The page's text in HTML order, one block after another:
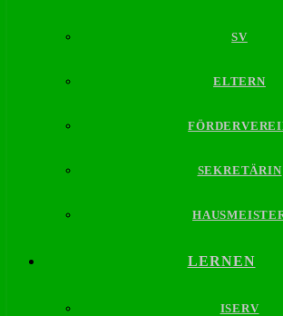
SV
ELTERN
SEKRETÄRIN
LERNEN
ISERV